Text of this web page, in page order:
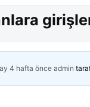
4 hafta önceadmin